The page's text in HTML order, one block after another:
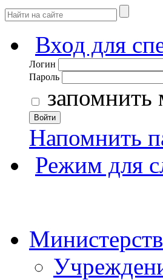
Вход для
Логин
Пароль
запомнить
Войти
Напомнить
Режим для